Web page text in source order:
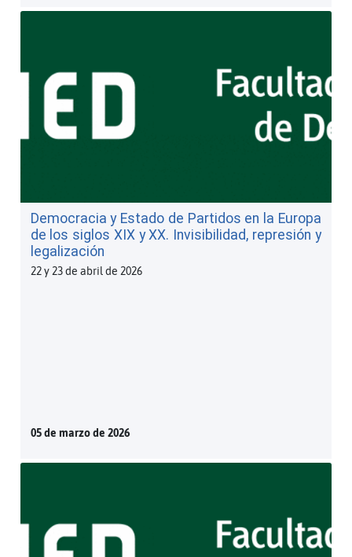
Democracia y Estado de Partidos en la Europa
de los siglos XIX y XX. Invisibilidad, represión y
legalización
22 y 23 de abril de 2026
05 de marzo de 2026